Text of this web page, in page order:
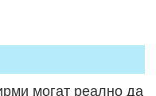
могат реално да